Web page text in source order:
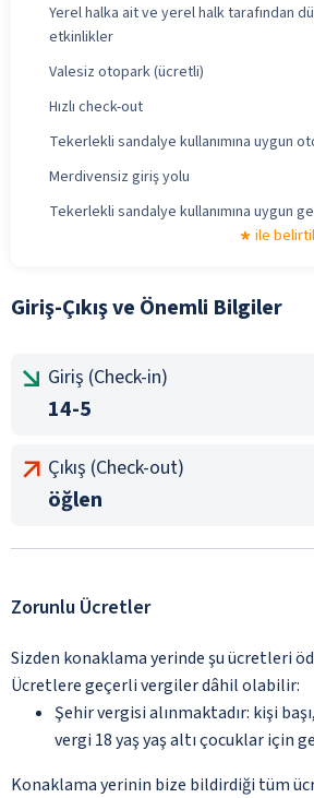
Yerel halka ait ve yerel halk tarafından
etkinlikler
Valesiz otopark (ücretli)
Hızlı check-out
Tekerlekli sandalye kullanımına uygun
Merdivensiz giriş yolu
Tekerlekli sandalye kullanımına uygun
ile
Giriş-Çıkış ve Önemli Bilgiler
Giriş (Check-in)
14-5
Çıkış (Check-out)
öğlen
Zorunlu Ücretler
Sizden konaklama yerinde şu ücretleri
Ücretlere geçerli vergiler dâhil olabilir:
Şehir vergisi alınmaktadır: kişi
vergi 18 yaş yaş altı çocuklar için
Konaklama yerinin bize bildirdiği tüm